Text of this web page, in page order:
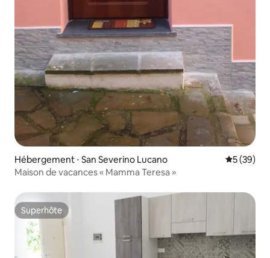
Hébergement ⋅ San Severino Lucano
5 (39)
Maison de vacances « Mamma Teresa »
Superhôte
Superhôte